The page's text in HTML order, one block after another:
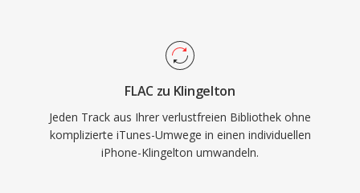
Möglichkeit, einzelnen Kontakten individuelle
FLAC zu Klingelton
Jeden Track aus Ihrer verlustfreien Bibliothek ohne
komplizierte iTunes-Umwege in einen individuellen
iPhone-Klingelton umwandeln.